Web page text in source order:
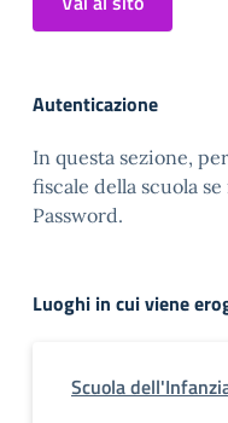
Autenticazione
In questa sezione,
fiscale della scuola
Password.
Luoghi in cui viene
Scuola